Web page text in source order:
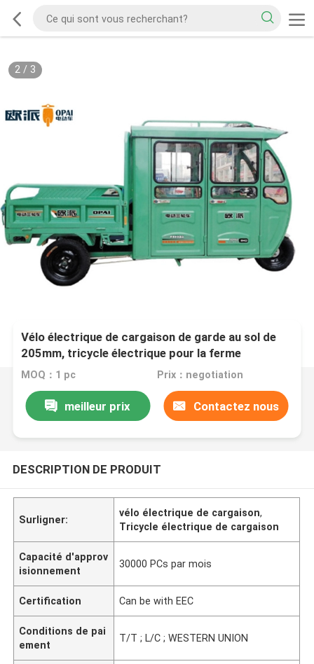
2/ 3
Vélo électrique de cargaison de garde au sol de
205mm, tricycle électrique pour la ferme
MOQ：1 pc Prix：negotiation
meilleur prix Contactez nous
DESCRIPTION DE PRODUIT
Surligner:
vélo électrique de cargaison,
Tricycle électrique de cargaison
Capacité d'approv
isionnement
30000 PCs par mois
Certification Can be with EEC
Conditions de pai
ement
T/T ; L/C ; WESTERN UNION